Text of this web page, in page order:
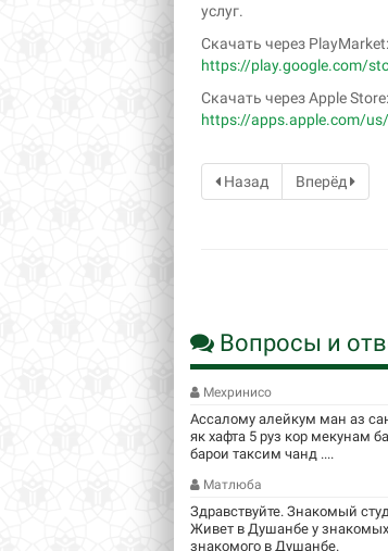
услуг.
Скачать через PlayMarket:
https://play.google.com/
Скачать через Apple Store:
https://apps.apple.com/
Назад Вперёд
Вопросы и
Мехринисо
Ассалому алейкум ман аз
як хафта 5 руз кор мекунам
барои таксим чанд ....
Матлюба
Здравствуйте. Знакомый
Живет в Душанбе у
знакомого в Душанбе.